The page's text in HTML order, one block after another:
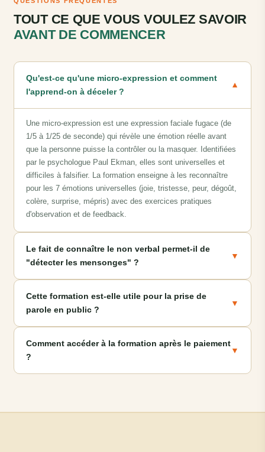
TOUT CE QUE VOUS VOULEZ SAVOIR
AVANT DE COMMENCER
Qu'est-ce qu'une micro-expression et comment
l'apprend-on à déceler ?
▼
Une micro-expression est une expression faciale fugace (de
1/5 à 1/25 de seconde) qui révèle une émotion réelle avant
que la personne puisse la contrôler ou la masquer. Identifiées
par le psychologue Paul Ekman, elles sont universelles et
difficiles à falsifier. La formation enseigne à les reconnaître
pour les 7 émotions universelles (joie, tristesse, peur, dégoût,
colère, surprise, mépris) avec des exercices pratiques
d'observation et de feedback.
Le fait de connaître le non verbal permet-il de
"détecter les mensonges" ?
▼
Cette formation est-elle utile pour la prise de
parole en public ?
▼
Comment accéder à la formation après le paiement
?
▼